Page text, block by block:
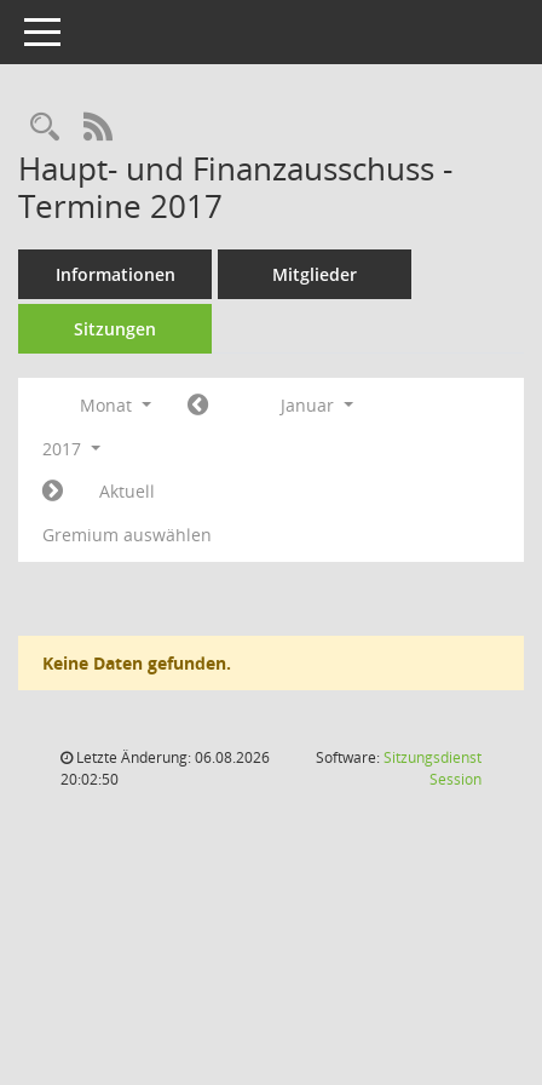
Toggle navigation
Rechercheauswahl
RSS-Feed
Haupt- und Finanzausschuss -
Termine 2017
Informationen Mitglieder
Sitzungen
Monat
Januar
2017
Aktuell
Gremium auswählen
Keine Daten gefunden.
Letzte Änderung: 06.08.2026
20:02:50
Software:Sitzungsdienst
Session(Wird in